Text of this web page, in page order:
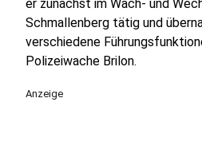
er zunächst im Wach- und
Schmallenberg tätig und
verschiedene
Polizeiwache Brilon.
Anzeige